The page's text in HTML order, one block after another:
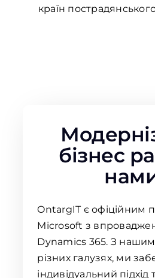
країн
бізнес
OntargIT є офіційним
Microsoft з
Dynamics 365. З
різних галузях, ми
індивідуальний підхід